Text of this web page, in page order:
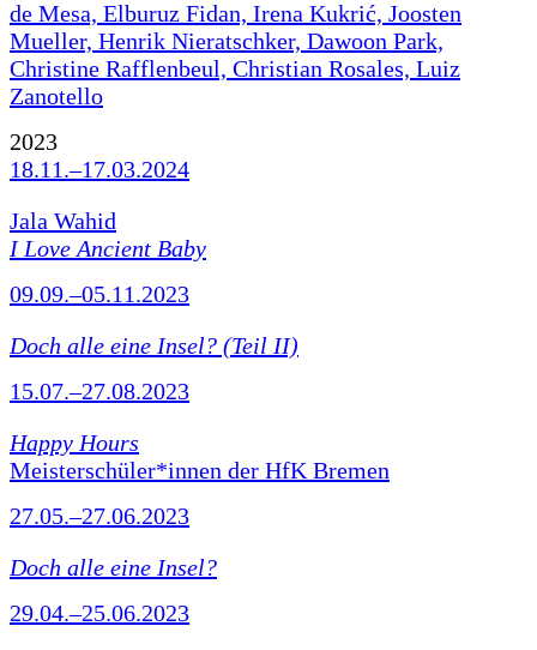
de Mesa, Elburuz Fidan, Irena Kukrić, Joosten
Mueller, Henrik Nieratschker, Dawoon Park,
Christine Rafflenbeul, Christian Rosales, Luiz
Zanotello
2023
18.11.–17.03.2024
Jala Wahid
I Love Ancient Baby
09.09.–05.11.2023
Doch alle eine Insel? (Teil II)
15.07.–27.08.2023
Happy Hours
Meisterschüler*innen der HfK Bremen
27.05.–27.06.2023
Doch alle eine Insel?
29.04.–25.06.2023